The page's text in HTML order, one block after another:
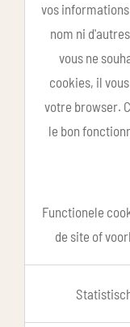
vos
nom ni
vous ne
cookies, il
votre browser.
le bon
Functionele
de site of